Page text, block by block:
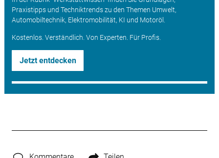
Praxistipps und Techniktrends zu den Themen Umwelt,
Automobiltechnik, Elektromobilität, KI und Motoröl.
Kostenlos. Verständlich. Von Experten. Für Profis.
Jetzt entdecken